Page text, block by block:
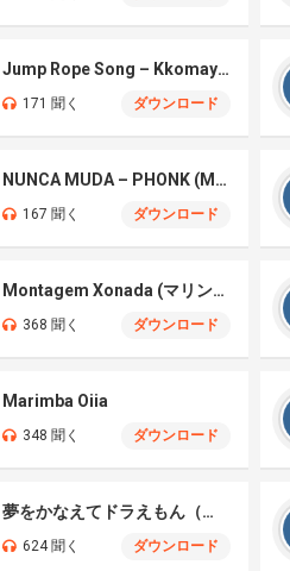
Jump Rope Song – Kkomaya Kkomaya (Squid Game Season 3)
171 聞く ダウンロード
NUNCA MUDA – PHONK (Marimba)
167 聞く ダウンロード
Montagem Xonada (マリンバ)
368 聞く ダウンロード
Marimba Oiia
348 聞く ダウンロード
夢をかなえてドラえもん（マリンバリミックス）
624 聞く ダウンロード